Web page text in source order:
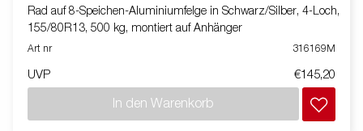
Rad auf 8-Speichen-Aluminiumfelge in Schwarz/Silber, 4-Loch,
155/80R13, 500 kg, montiert auf Anhänger
Art nr 316169M
UVP €145,20
In den Warenkorb